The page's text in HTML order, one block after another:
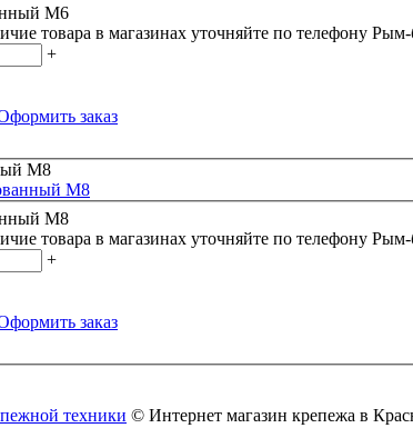
товара в магазинах уточняйте по телефону Рым-
+
заказ
М8
товара в магазинах уточняйте по телефону Рым-
+
заказ
© Интернет магазин крепежа в